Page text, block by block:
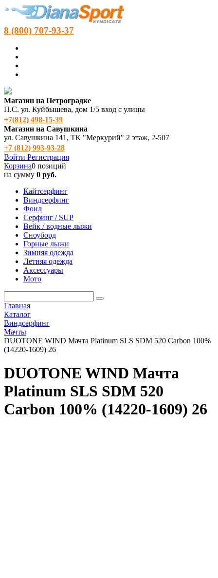
8 (800) 707-93-37
Магазин на Петроградке
П.С. ул. Куйбышева, дом 1/5 вход с улицы
+7(812) 498‑15-39
Магазин на Савушкина
ул. Савушкина 141, ТК "Меркурий" 2 этаж, 2-507
+7 (812) 993-93-28
Войти Регистрация
Корзина0 позиций
на сумму 0 руб.
Кайтсерфинг
Виндсерфинг
Фоил
Серфинг / SUP
Вейк / водные лыжи
Сноуборд
Горные лыжи
Зимняя одежда
Летняя одежда
Аксессуары
Мото
Главная
Каталог
Виндсерфинг
Мачты
DUOTONE WIND Мачта Platinum SLS SDM 520 Carbon 100%
(14220-1609) 26
DUOTONE WIND Мачта
Platinum SLS SDM 520
Carbon 100% (14220-1609) 26